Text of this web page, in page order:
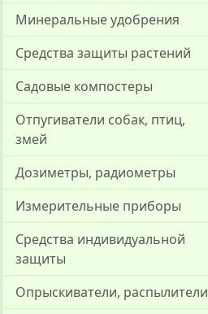
Минеральные удобрения
Средства защиты растений
Садовые компостеры
Отпугиватели собак, птиц,
змей
Дозиметры, радиометры
Измерительные приборы
Средства индивидуальной
защиты
Опрыскиватели, распылители